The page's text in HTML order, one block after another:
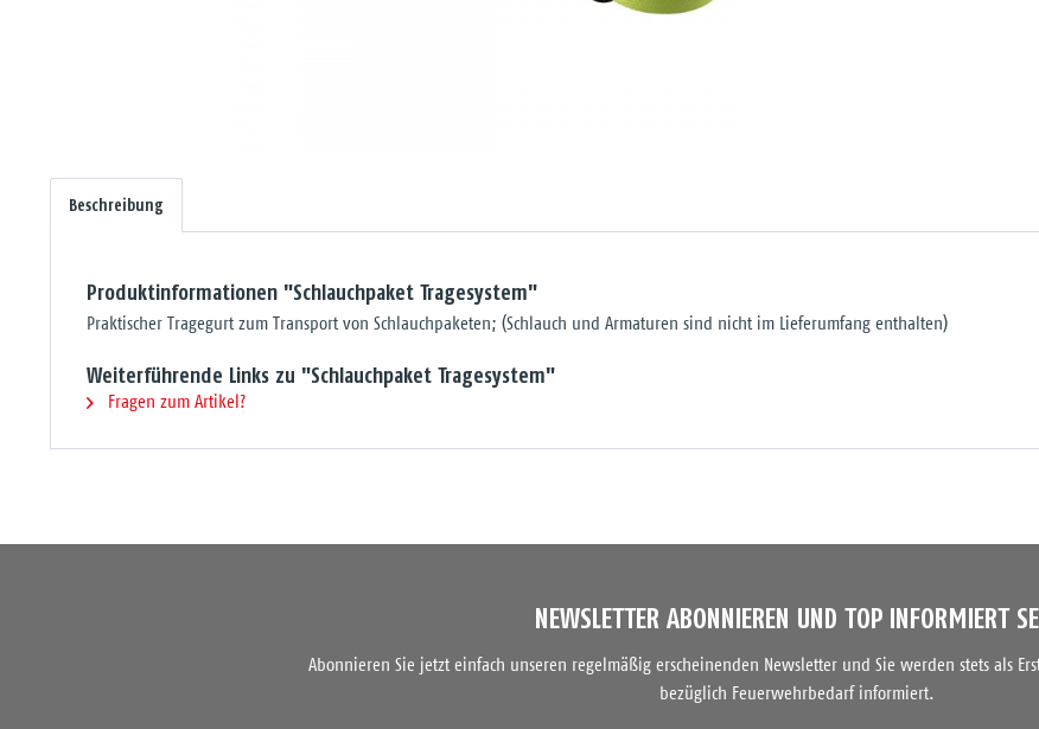
Beschreibung
Produktinformationen "Schlauchpaket Tragesystem"
Praktischer Tragegurt zum Transport von Schlauchpaketen; (Schlauch und Armaturen sind nicht im Lieferumfang enthalten)
Weiterführende Links zu "Schlauchpaket Tragesystem"
Fragen zum Artikel?
NEWSLETTER ABONNIEREN UND TOP INFORMIERT
Abonnieren Sie jetzt einfach unseren regelmäßig erscheinenden Newsletter und Sie werden stets als
bezüglich Feuerwehrbedarf informiert.